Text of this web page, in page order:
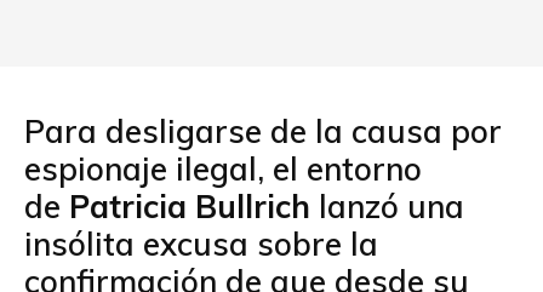
Para desligarse de la causa por
espionaje ilegal, el entorno
de Patricia Bullrich lanzó una
insólita excusa sobre la
confirmación de que desde su